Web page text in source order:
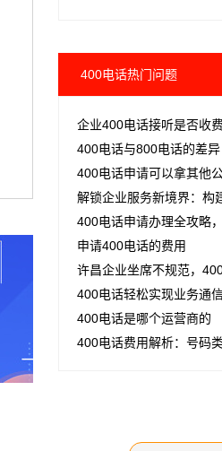
400电话热门问题
400电话与800电话的差异
400电话申请可以拿其他
申请400电话的费用
400电话是哪个运营商的